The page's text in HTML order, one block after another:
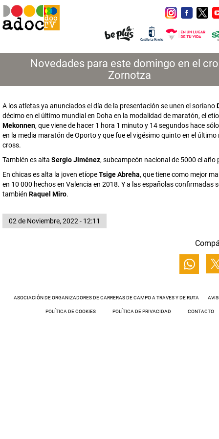
Novedades para este domingo en el
Zornotza
A los atletas ya anunciados el día de la presentación se unen el soriano
décimo en el último mundial en Doha en la modalidad de maratón, el
Mekonnen, que viene de hacer 1 hora 1 minuto y 14 segundos hace
en la media maratón de Oporto y que fue el vigésimo quinto en el último
cross.
También es alta Sergio Jiménez, subcampeón nacional de 5000 el año
En chicas es alta la joven etíopeTsige Abreha, que tiene como mejor
en 10 000 hechos en Valencia en 2018. Y a las españolas confirmadas
también Raquel Miro.
02 de Noviembre, 2022 - 12:11
ASOCIACIÓN DE ORGANIZADORES DE CARRERAS DE CAMPO A TRAVES Y DE RUTA
POLÍTICA DE COOKIES POLÍTICA DE PRIVACIDAD CONTACTO